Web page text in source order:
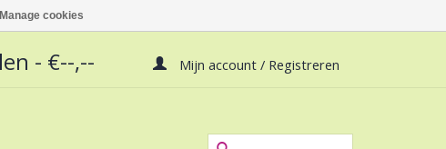
- €--,-- Mijn account / Registreren
Manage cookies